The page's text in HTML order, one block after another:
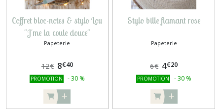
Coffret bloc-notes & stylo Lou
"J'me la coule douce"
Papeterie
12€ 8€40
PROMOTION -30 %
Stylo bille flamant rose
Papeterie
6€ 4€20
PROMOTION -30 %